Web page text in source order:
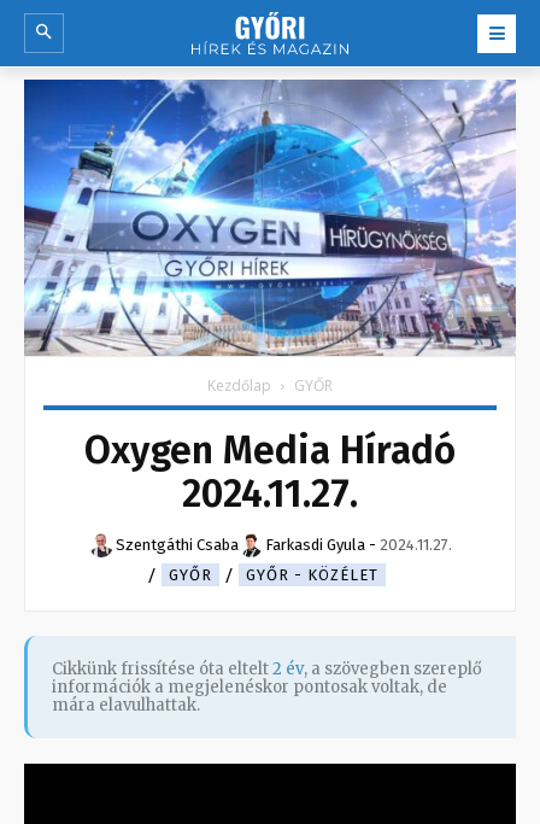
Kezdőlap GYŐR
Oxygen Media Híradó
2024.11.27.
Szentgáthi Csaba Farkasdi Gyula - 2024.11.27.
GYŐR
GYŐR - KÖZÉLET
Cikkünk frissítése óta eltelt2 év, a szövegben szereplő
információk a megjelenéskor pontosak voltak, de
mára elavulhattak.